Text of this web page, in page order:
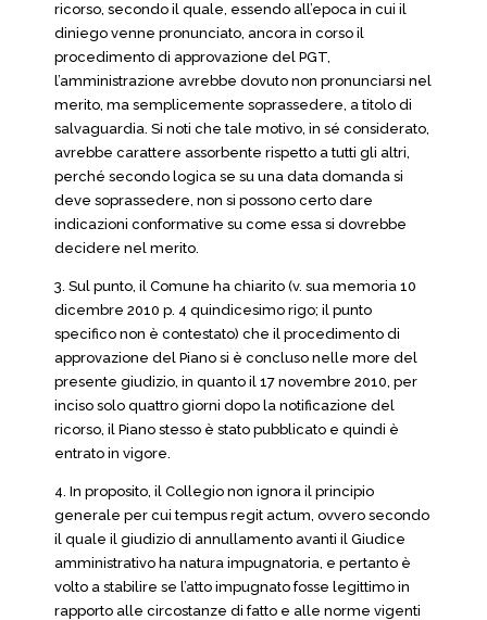
ricorso, secondo il quale, essendo all’epoca in cui il
diniego venne pronunciato, ancora in corso il
procedimento di approvazione del PGT,
l’amministrazione avrebbe dovuto non pronunciarsi nel
merito, ma semplicemente soprassedere, a titolo di
salvaguardia. Si noti che tale motivo, in sé considerato,
avrebbe carattere assorbente rispetto a tutti gli altri,
perché secondo logica se su una data domanda si
deve soprassedere, non si possono certo dare
indicazioni conformative su come essa si dovrebbe
decidere nel merito.
3. Sul punto, il Comune ha chiarito (v. sua memoria 10
dicembre 2010 p. 4 quindicesimo rigo; il punto
specifico non è contestato) che il procedimento di
approvazione del Piano si è concluso nelle more del
presente giudizio, in quanto il 17 novembre 2010, per
inciso solo quattro giorni dopo la notificazione del
ricorso, il Piano stesso è stato pubblicato e quindi è
entrato in vigore.
4. In proposito, il Collegio non ignora il principio
generale per cui tempus regit actum, ovvero secondo
il quale il giudizio di annullamento avanti il Giudice
amministrativo ha natura impugnatoria, e pertanto è
volto a stabilire se l’atto impugnato fosse legittimo in
rapporto alle circostanze di fatto e alle norme vigenti